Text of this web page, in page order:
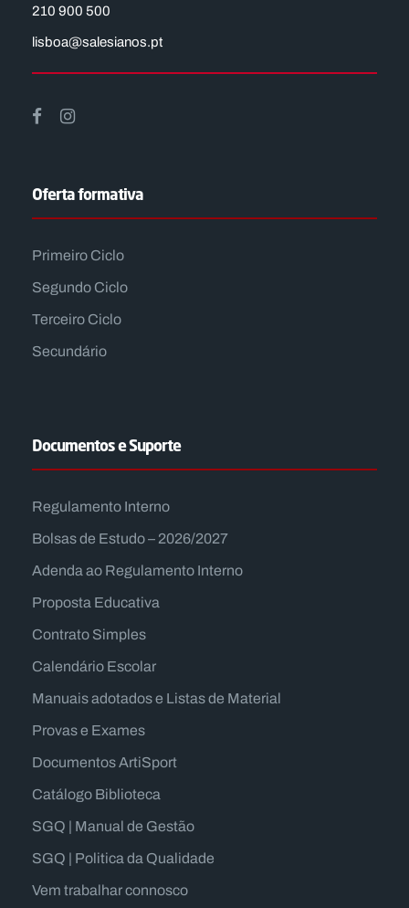
210 900 500
lisboa@salesianos.pt
Oferta formativa
Primeiro Ciclo
Segundo Ciclo
Terceiro Ciclo
Secundário
Documentos e Suporte
Regulamento Interno
Bolsas de Estudo – 2026/2027
Adenda ao Regulamento Interno
Proposta Educativa
Contrato Simples
Calendário Escolar
Manuais adotados e Listas de Material
Provas e Exames
Documentos ArtiSport
Catálogo Biblioteca
SGQ | Manual de Gestão
SGQ | Politica da Qualidade
Vem trabalhar connosco